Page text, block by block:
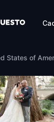
the
States of